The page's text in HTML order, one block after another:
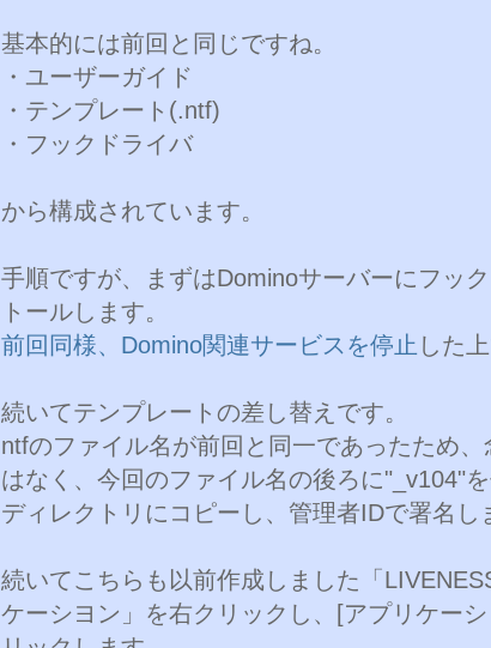
基本的には前回と同じですね。
・ユーザーガイド
・テンプレート(.ntf)
・フックドライバ
から構成されています。
手順ですが、まずはDominoサーバーにフッ
トールします。
前回同様、Domino関連サービスを停止 した
続いてテンプレートの差し替えです。
ntfのファイル名が前回と同一であったため
はなく、今回のファイル名の後ろに"_v104"
ディレクトリにコピーし、管理者IDで署名し
続いてこちらも以前作成しました「
ケーシヨン」を右クリックし、[アプリケー